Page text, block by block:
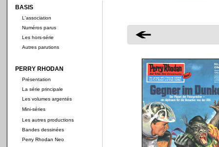
BASIS
L'association
Numéros parus
Les hors-série
Autres parutions
PERRY RHODAN
Présentation
La série principale
Les volumes argentés
Mini-séries
Les autres productions
Bandes dessinées
Perry Rhodan Neo